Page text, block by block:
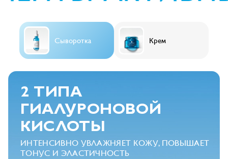
Сыворотка Крем
2 ТИПА
ГИАЛУРОНОВОЙ
КИСЛОТЫ
ИНТЕНСИВНО УВЛАЖНЯЕТ КОЖУ, ПОВЫШАЕТ
ТОНУС И ЭЛАСТИЧНОСТЬ